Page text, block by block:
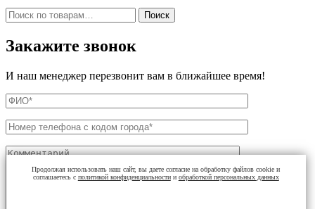
Искать:
Поиск
Закажите звонок
И наш менеджер перезвонит вам в ближайшее время!
Продолжая использовать наш сайт, вы даете согласие на обработку файлов cookie и
соглашаетесь с политикой конфиденциальностии обработкой персональных данных